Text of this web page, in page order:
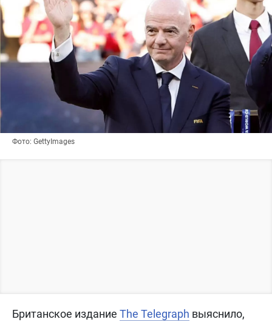
Фото: GettyImages
Британское издание The Telegraph выяснило,